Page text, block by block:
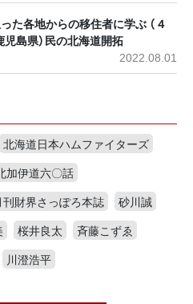
た各地からの移住者に学ぶ （４
児島県）民の北海道開拓
2022.08.01
北海道日本ハムファイターズ
加伊道六〇話
刊財界さっぽろ本誌
砂川誠
桜井良太
斉藤こずゑ
川澄浩平